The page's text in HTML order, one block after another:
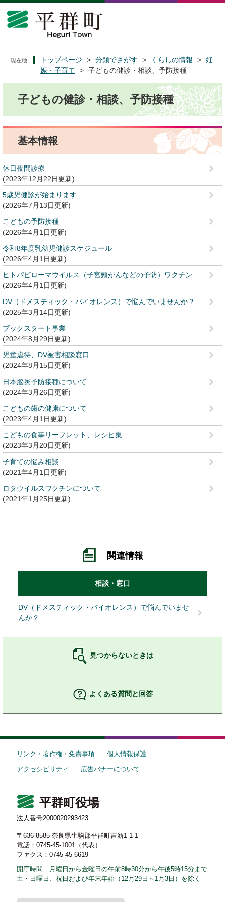
ペ
メ
現在地 トップページ > 分類でさがす > くらしの情報 > 妊
娠・子育て
> 子どもの健診・相談、予防接種
子どもの健診・相談、予防接種
基本情報
休日夜間診療
2023年12月22日更新
5歳児健診が始まります
2026年7月13日更新
こどもの予防接種
2026年4月1日更新
令和8年度乳幼児健診スケジュール
2026年4月1日更新
ヒトパピローマウイルス（子宮頸がんなどの予防）ワクチン
2026年4月1日更新
DV（ドメスティック・バイオレンス）で悩んでいませんか？
2025年3月14日更新
ブックスタート事業
2024年8月29日更新
児童虐待、DV被害相談窓口
2024年8月15日更新
日本脳炎予防接種について
2024年3月26日更新
こどもの歯の健康について
2023年4月1日更新
こどもの食事リーフレット、レシピ集
2023年3月20日更新
子育ての悩み相談
2021年4月1日更新
ロタウイルスワクチンについて
2021年1月25日更新
関連情報
相談・窓口
DV（ドメスティック・バイオレンス）で悩んでいませ
んか？
見つからないときは
よくある質問と回答
リンク・著作権・免責事項
個人情報保護
アクセシビリティ
広告バナーについて
平群町役場
法人番号2000020293423
〒636-8585 奈良県生駒郡平群町吉新1-1-1
電話：0745-45-1001（代表）
ファクス：0745-45-6619
開庁時間 月曜日から金曜日の午前8時30分から午後5時15分まで
土・日曜日、祝日および年末年始（12月29日～1月3日）を除く